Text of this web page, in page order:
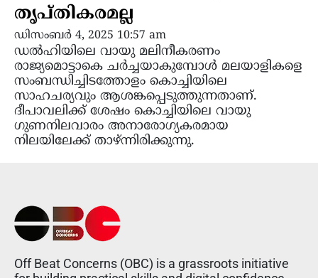
തൃപ്തികരമല്ല
ഡിസംബർ 4, 2025 10:57 am
ഡൽഹിയിലെ വായു മലിനീകരണം
രാജ്യമൊട്ടാകെ ചർച്ചയാകുമ്പോൾ മലയാളികളെ
സംബന്ധിച്ചിടത്തോളം കൊച്ചിയിലെ
സാഹചര്യവും ആശങ്കപ്പെടുത്തുന്നതാണ്.
ദീപാവലിക്ക് ശേഷം കൊച്ചിയിലെ വായു
ഗുണനിലവാരം അനാരോഗ്യകരമായ
നിലയിലേക്ക് താഴ്ന്നിരിക്കുന്നു.
Off Beat Concerns (OBC) is a grassroots initiative